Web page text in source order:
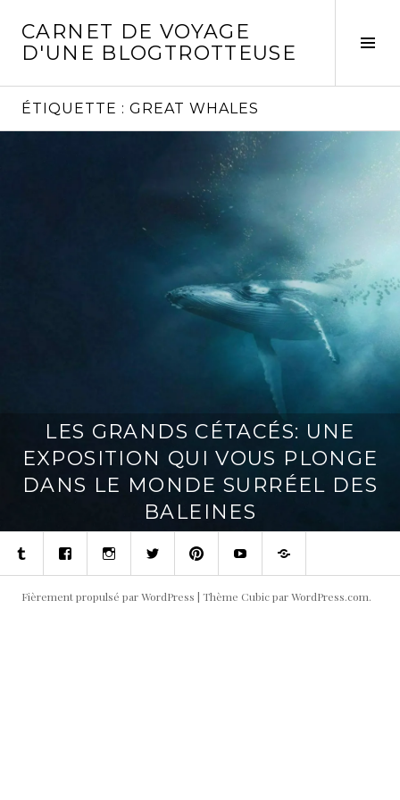
contenu
CARNET DE VOYAGE
D'UNE BLOGTROTTEUSE
ÉTIQUETTE : GREAT WHALES
LES GRANDS CÉTACÉS: UNE
EXPOSITION QUI VOUS PLONGE
DANS LE MONDE SURRÉEL DES
BALEINES
TumblrFacebookInstagramTwitterPinterestYoutubeContact
Fièrement propulsé par WordPress | Thème Cubic parWordPress.com.